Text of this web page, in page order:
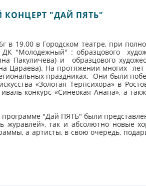
КОНЦЕРТ "ДАЙ ПЯТЬ"
в Го­род­ском те­ат­ре, при
ДК "Мо­лодеж­ный" : об­разцо­вого
Па­кули­чева) и об­разцо­вого
Ца­ра­ева). На про­тяже­нии мно­гих
праз­дни­ках. Они бы­ли
«Зо­лотая Тер­пси­хора» в
кон­курс «Си­не­окая Ана­па», а
"Дай ПЯТЬ" бы­ли
жу­рав­лей», так и аб­со­лют­но но­вые
а ар­тисты, в свою оче­редь,